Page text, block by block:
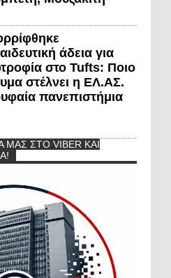
άδεια για
στο Tufts: Ποιο
στέλνει η ΕΛ.ΑΣ.
πανεπιστήμια
ΣΤΟ VIBER ΚΑΙ